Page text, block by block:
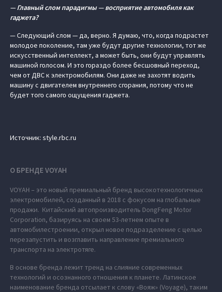
— Главный слом парадигмы — восприятие автомобиля как
гаджета?
— Следующий слом — да, верно. Я думаю, что, когда подрастет
молодое поколение, там уже будут другие технологии, тот же
искусственный интеллект, а может быть, они будут управлять
машиной голосом. И это гораздо более бесшовный переход,
чем от ДВС к электромобилям. Они даже не захотят водить
машину с двигателем внутреннего сгорания, потому что не
будет того самого ощущения гаджета.
Источник: style.rbc.ru
О БРЕНДЕ VOYAH
VOYAH – это новый премиальный бренд высокотехнологичных
электромобилей, созданный в 2018 с фокусом на глобальные
продажи. Китайский автопроизводитель DongFeng Motor
Corporation, базируясь на своем 53-летнем опыте в
автомобилестроении, открыл новое подразделение с целью
перезапустить и возглавить направление премиального
транспорта на электротяге.
В основе бренда лежит тренд на слияние современных
технологий и осознанного отношения к планете. Латинское
наименование бренда отсылает к слову «Вояж» (Voyage), таким